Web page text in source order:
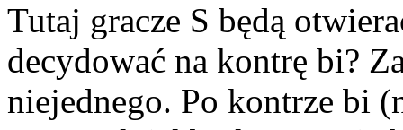
Tutaj gracze S będą
decydować na kontrę bi?
niejednego. Po kontrze bi